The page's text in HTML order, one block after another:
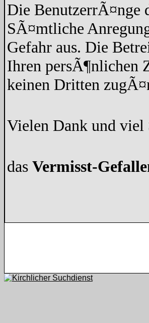
Die BenutzerrÃ¤nge
SÃ¤mtliche
Gefahr aus. Die
Ihren persÃ¶nlichen
keinen Dritten
Vielen Dank und
das Vermisst-